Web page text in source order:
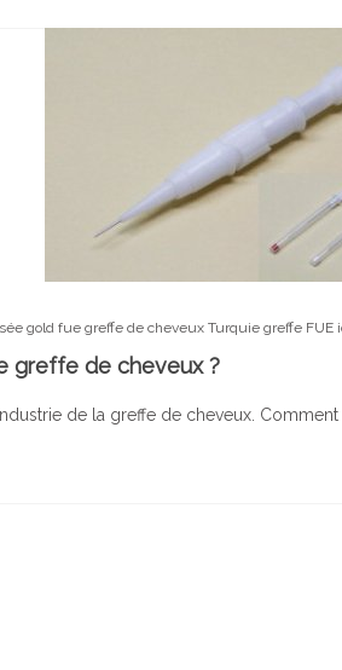
gold fue greffe de cheveux Turquie greffe FUE
greffe de cheveux ?
de la greffe de cheveux. Comment